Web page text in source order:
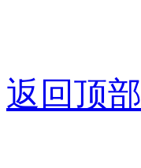
返回顶部